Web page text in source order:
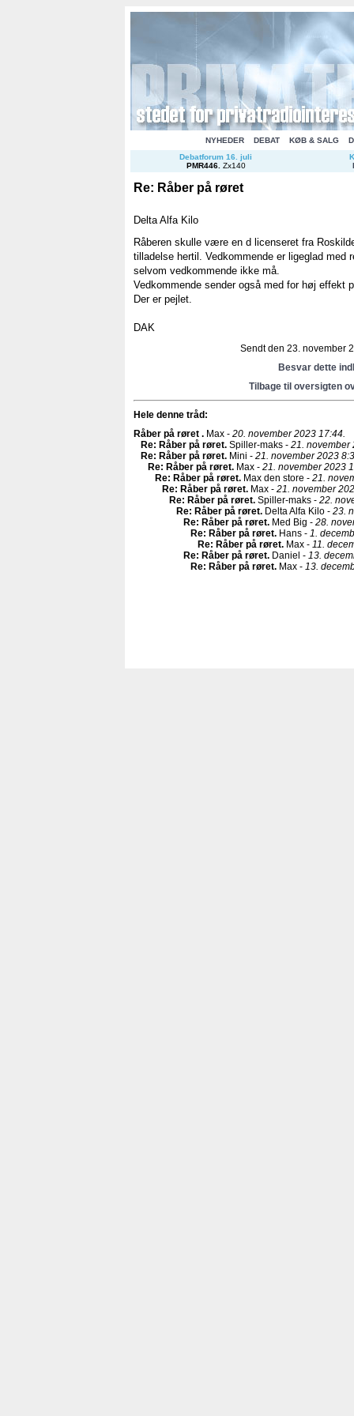
NYHEDER DEBAT KØB & SALG
Debatforum 16. juli
PMR446. Zx140
Re: Råber på røret
Delta Alfa Kilo
Råberen skulle være en d licenseret fra
tilladelse hertil. Vedkommende er ligeglad med
selvom vedkommende ikke må.
Vedkommende sender også med for høj effekt
Der er pejlet.
DAK
Sendt den 23. november
Besvar dette
Tilbage til oversigten
Hele denne tråd:
Råber på røret . Max - 20. november 2023 17:44.
Re: Råber på røret. Spiller-maks - 21. november
Re: Råber på røret. Mini - 21. november 2023
Re: Råber på røret. Max - 21. november 2023
Re: Råber på røret. Max den store - 21.
Re: Råber på røret. Max - 21. november
Re: Råber på røret. Spiller-maks - 22.
Re: Råber på røret. Delta Alfa Kilo - 23.
Re: Råber på røret. Med Big - 28.
Re: Råber på røret. Hans - 1.
Re: Råber på røret. Max - 11.
Re: Råber på røret. Daniel - 13.
Re: Råber på røret. Max - 13.